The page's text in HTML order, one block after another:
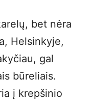
bet nėra
Helsinkyje,
gal
būreliais.
į krepšinio